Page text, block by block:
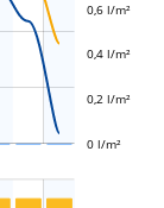
0 l/m²
0,2 l/m²
0,4 l/m²
0,6 l/m²